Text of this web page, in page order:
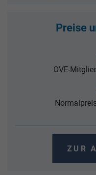
Preise
OVE-
ZUR